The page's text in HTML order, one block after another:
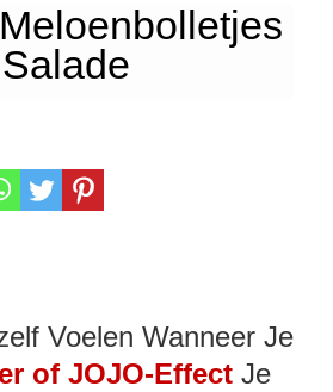
Salade
Voelen Wanneer Je
of JOJO-Effect Je